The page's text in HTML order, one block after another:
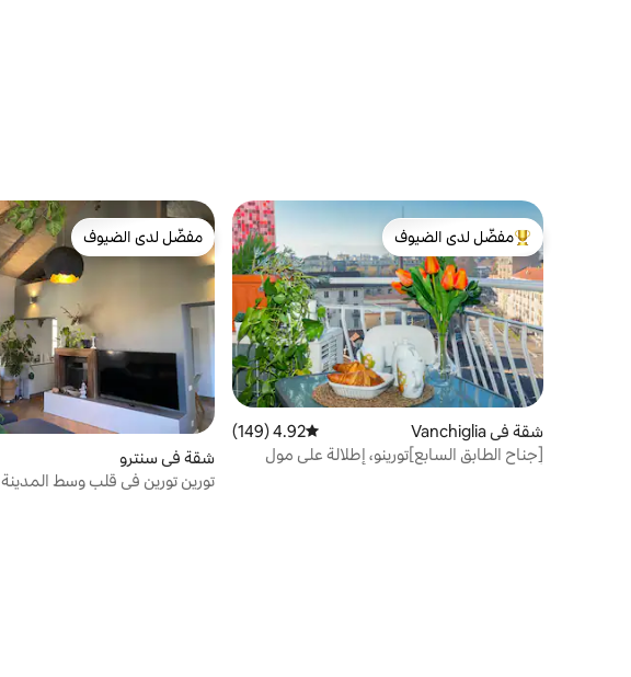
من أبرز البيوت المفضّلة لدى الضيوف
مفضّل لدى الضيوف
شقة في Vanchiglia متوسط التقييم 4.92 من 5، 149 مراجعات
4.92 (149)
[جناح الطابق السابع]تورينو، إطلالة على مول
مفضّل لدى الضيوف
مفضّل لدى الضيوف
شقة في سنترو
تورين تورين في قلب وسط المدينة